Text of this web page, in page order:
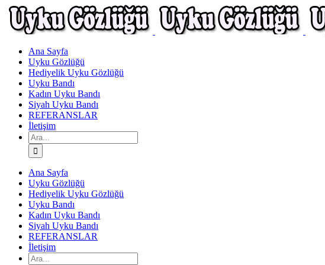
Skip
to
content
Ana Sayfa
Uyku Gözlüğü
Hediyelik Uyku Gözlüğü
Uyku Bandı
Kadın Uyku Bandı
Siyah Uyku Bandı
REFERANSLAR
İletişim
Ara:
Ana Sayfa
Uyku Gözlüğü
Hediyelik Uyku Gözlüğü
Uyku Bandı
Kadın Uyku Bandı
Siyah Uyku Bandı
REFERANSLAR
İletişim
Ara: